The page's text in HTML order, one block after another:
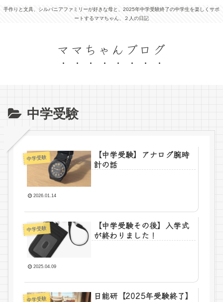
手作りと文具、シルバニアファミリーが好きな母と、2025年中学受験終了の中学生を楽しくサポ
ートするママちゃん、２人の日記
ママちゃんブログ
中学受験
中学受験
【中学受験】アナログ腕時
計の話
2026.01.14
中学受験
【中学受験その後】入学式
が終わりました！
2025.04.09
中学受験
日能研【2025年受験終了】